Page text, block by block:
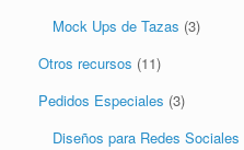
Mock Ups de Tazas (3)
Otros recursos (11)
Pedidos Especiales (3)
Diseños para Redes Sociales